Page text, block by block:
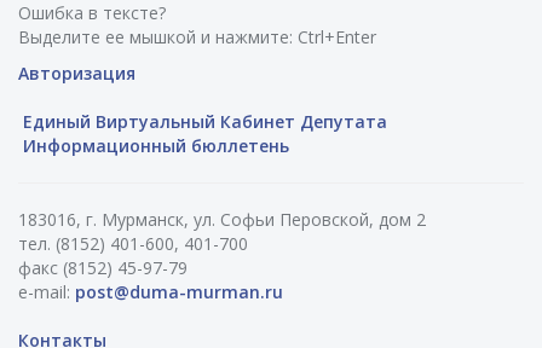
Ошибка в тексте?
Выделите ее мышкой и нажмите: Ctrl+Enter
Авторизация
Единый Виртуальный Кабинет Депутата
Информационный бюллетень
183016, г. Мурманск, ул. Софьи Перовской, дом 2
тел. (8152) 401-600, 401-700
факс (8152) 45-97-79
e-mail: post@duma-murman.ru
Контакты